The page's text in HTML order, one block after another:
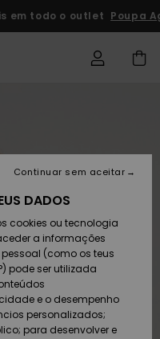
em todo o outlet Poupa
DADOS
cookies ou tecnologia
a informações
(como os teus
pode ser utilizada
e o desempenho
personalizados;
para desenvolver e
Continuar sem aceitar